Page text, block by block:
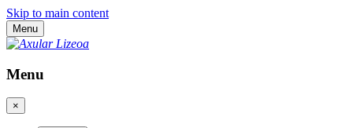
Skip to main content
Menu
Menu
×